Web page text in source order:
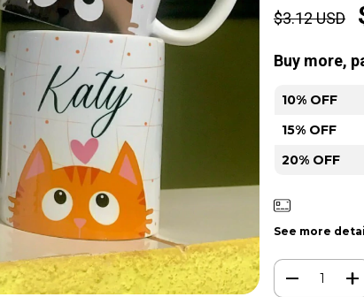
$3.12 USD
Buy more,
10% OFF
15% OFF
20% OFF
See more